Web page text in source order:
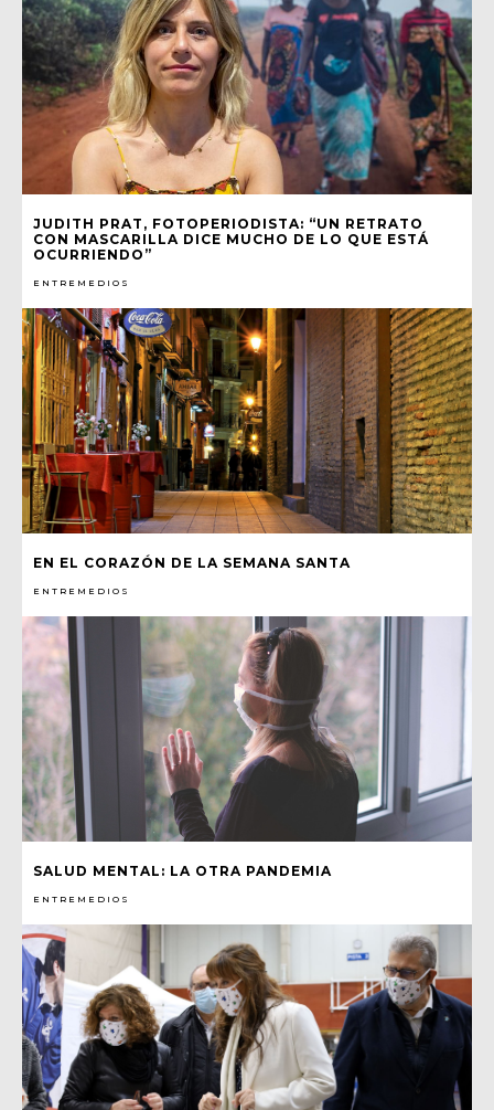
JUDITH PRAT, FOTOPERIODISTA: “UN RETRATO
CON MASCARILLA DICE MUCHO DE LO QUE ESTÁ
OCURRIENDO”
ENTREMEDIOS
EN EL CORAZÓN DE LA SEMANA SANTA
ENTREMEDIOS
SALUD MENTAL: LA OTRA PANDEMIA
ENTREMEDIOS